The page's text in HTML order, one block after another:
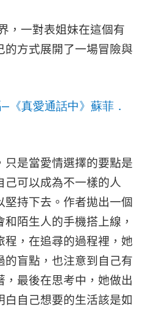
，一對表姐妹在這個有
的方式展開了一場冒險與
— 《真愛通話中》蘇菲．
只是當愛情選擇的要點是
己可以成為不一樣的人
堅持下去。作者拋出一個
陌生人的手機搭上線，
程，在追尋的過程裡，她
的盲點，也注意到自己有
，最後在思考中，她做出
自己想要的生活該是如